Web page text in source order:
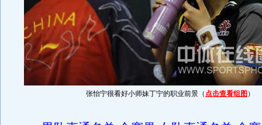
张怡宁很看好小师妹丁宁的职业前景（ 点击查看组图 ）